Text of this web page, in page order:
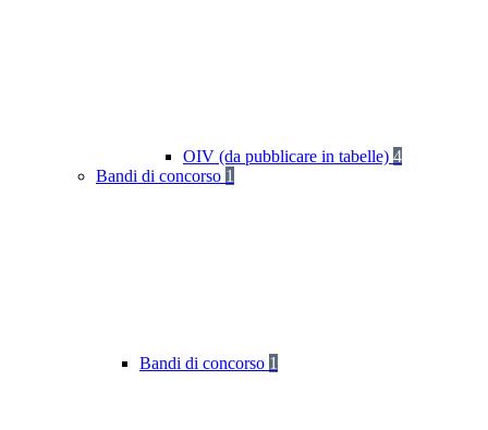
OIV (da pubblicare in tabelle) 4
Bandi di concorso 1
Bandi di concorso 1